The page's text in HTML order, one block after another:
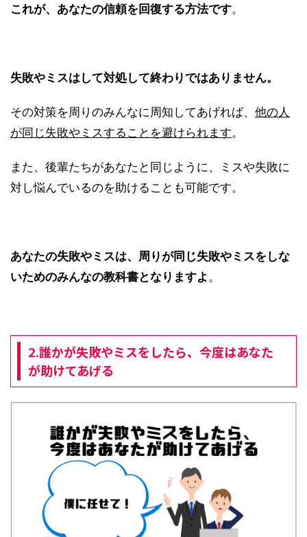
これが、あなたの信頼を回復する方法です。
失敗やミスはして対処して終わりではありません。
その対策を周りのみんなに周知してあげれば、 他の人
が同じ失敗やミスすることを避けられます。
また、後輩たちがあなたと同じように、ミスや失敗に
対し悩んでいるのを助けることも可能です。
あなたの失敗やミスは、周りが同じ失敗やミスをしな
いためのみんなの教科書となりますよ。
2.誰かが失敗やミスをしたら、今度はあなた
が助けてあげる